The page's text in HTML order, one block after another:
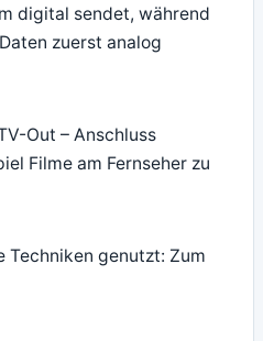
digital sendet, während
zuerst analog
Out – Anschluss
Filme am Fernseher zu
Techniken genutzt: Zum